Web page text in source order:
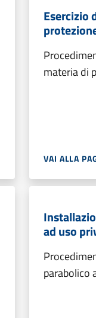
Esercizio
materia di
VAI ALLA
ad uso
parabolico